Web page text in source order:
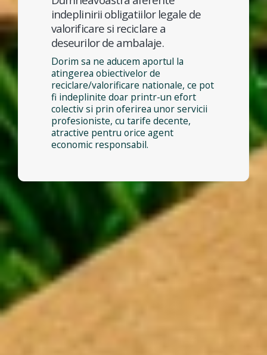
indeplinirii obligatiilor legale de
valorificare si reciclare a
deseurilor de ambalaje.
Dorim sa ne aducem aportul la
atingerea obiectivelor de
reciclare/valorificare nationale, ce pot
fi indeplinite doar printr-un efort
colectiv si prin oferirea unor servicii
profesioniste, cu tarife decente,
atractive pentru orice agent
economic responsabil.